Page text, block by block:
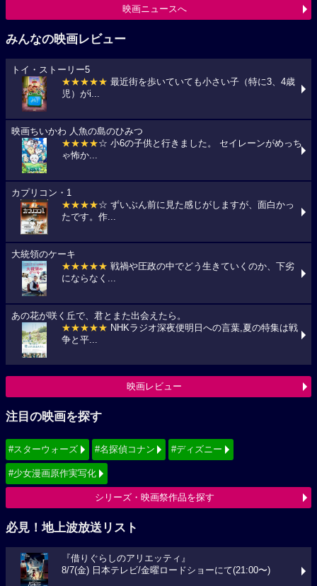
映画ニュースへ
みんなの映画レビュー
トイ・ストーリー5
★★★★★ 最近街を歩いていても小さい子（特に3、4歳
児）がi...
映画ちいかわ 人魚の島のひみつ
★★★★☆ 小6の子供と行きました。 セイレーンがめっち
ゃ怖か...
カプリコン・1
★★★★☆ ずいぶん前に見た感じがしますが、面白かっ
たです。作...
大統領のケーキ
★★★★★ 戦禍や圧政の中でどう生きていくのか、下劣
にならなく...
あの花が咲く丘で、君とまた出会えたら。
★★★★★ NHKラジオ深夜便明日への言葉,夏の特集は戦
争と平...
映画レビュー
注目の映画を探す
#スターウォーズ #名探偵コナン #ディズニー
#少女漫画原作実写化
シリーズ・映画祭作品を探す
必見！地上波放送リスト
『借りぐらしのアリエッティ』
8/7(金) 日本テレビ/金曜ロードショーにて(21:00〜)